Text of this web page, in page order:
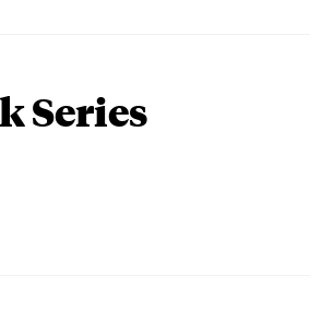
Series